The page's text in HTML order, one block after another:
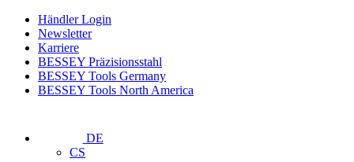
Händler Login
Newsletter
Karriere
BESSEY Präzisionsstahl
BESSEY Tools Germany
BESSEY Tools North America
DE
CS